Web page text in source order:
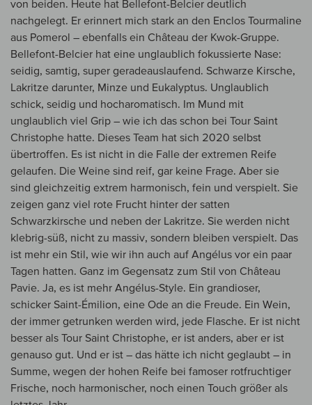
von beiden. Heute hat Bellefont-Belcier deutlich
nachgelegt. Er erinnert mich stark an den Enclos Tourmaline
aus Pomerol – ebenfalls ein Château der Kwok-Gruppe.
Bellefont-Belcier hat eine unglaublich fokussierte Nase:
seidig, samtig, super geradeauslaufend. Schwarze Kirsche,
Lakritze darunter, Minze und Eukalyptus. Unglaublich
schick, seidig und hocharomatisch. Im Mund mit
unglaublich viel Grip – wie ich das schon bei Tour Saint
Christophe hatte. Dieses Team hat sich 2020 selbst
übertroffen. Es ist nicht in die Falle der extremen Reife
gelaufen. Die Weine sind reif, gar keine Frage. Aber sie
sind gleichzeitig extrem harmonisch, fein und verspielt. Sie
zeigen ganz viel rote Frucht hinter der satten
Schwarzkirsche und neben der Lakritze. Sie werden nicht
klebrig-süß, nicht zu massiv, sondern bleiben verspielt. Das
ist mehr ein Stil, wie wir ihn auch auf Angélus vor ein paar
Tagen hatten. Ganz im Gegensatz zum Stil von Château
Pavie. Ja, es ist mehr Angélus-Style. Ein grandioser,
schicker Saint-Émilion, eine Ode an die Freude. Ein Wein,
der immer getrunken werden wird, jede Flasche. Er ist nicht
besser als Tour Saint Christophe, er ist anders, aber er ist
genauso gut. Und er ist – das hätte ich nicht geglaubt – in
Summe, wegen der hohen Reife bei famoser rotfruchtiger
Frische, noch harmonischer, noch einen Touch größer als